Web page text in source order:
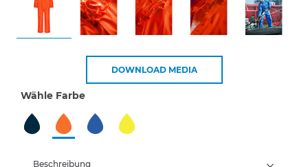
DOWNLOAD MEDIA
Wähle Farbe
Beschreibung